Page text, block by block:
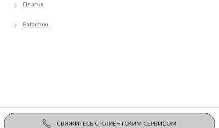
Платья
Patachou
СВЯЖИТЕСЬ С КЛИЕНТСКИМ СЕРВИСОМ